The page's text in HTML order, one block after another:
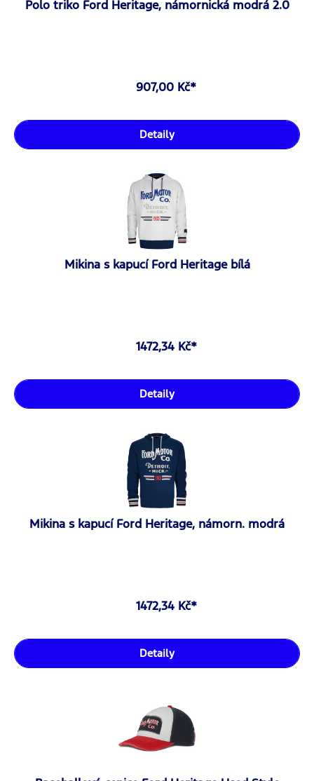
Polo triko Ford Heritage, námornická modrá 2.0
907,00 Kč*
Detaily
Mikina s kapucí Ford Heritage bílá
1472,34 Kč*
Detaily
Mikina s kapucí Ford Heritage, námorn. modrá
1472,34 Kč*
Detaily